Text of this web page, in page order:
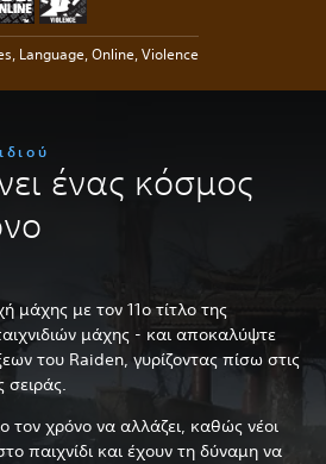
Language, Online, Violence
ένας κόσμος
μάχης με τον 11ο τίτλο της
μάχης - και αποκαλύψτε
του Raiden, γυρίζοντας πίσω στις
σειράς.
τον χρόνο να αλλάζει, καθώς νέοι
παιχνίδι και έχουν τη δύναμη να